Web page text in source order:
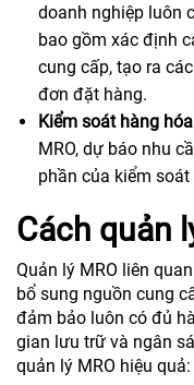
doanh nghiệp luôn
bao gồm xác định
cung cấp, tạo ra
đơn đặt hàng.
Kiểm soát hàng
MRO, dự báo nhu
phần của kiểm soát
Cách quản
Quản lý MRO liên
bổ sung nguồn cung
đảm bảo luôn có đủ
gian lưu trữ và ngân
quản lý MRO hiệu quả: